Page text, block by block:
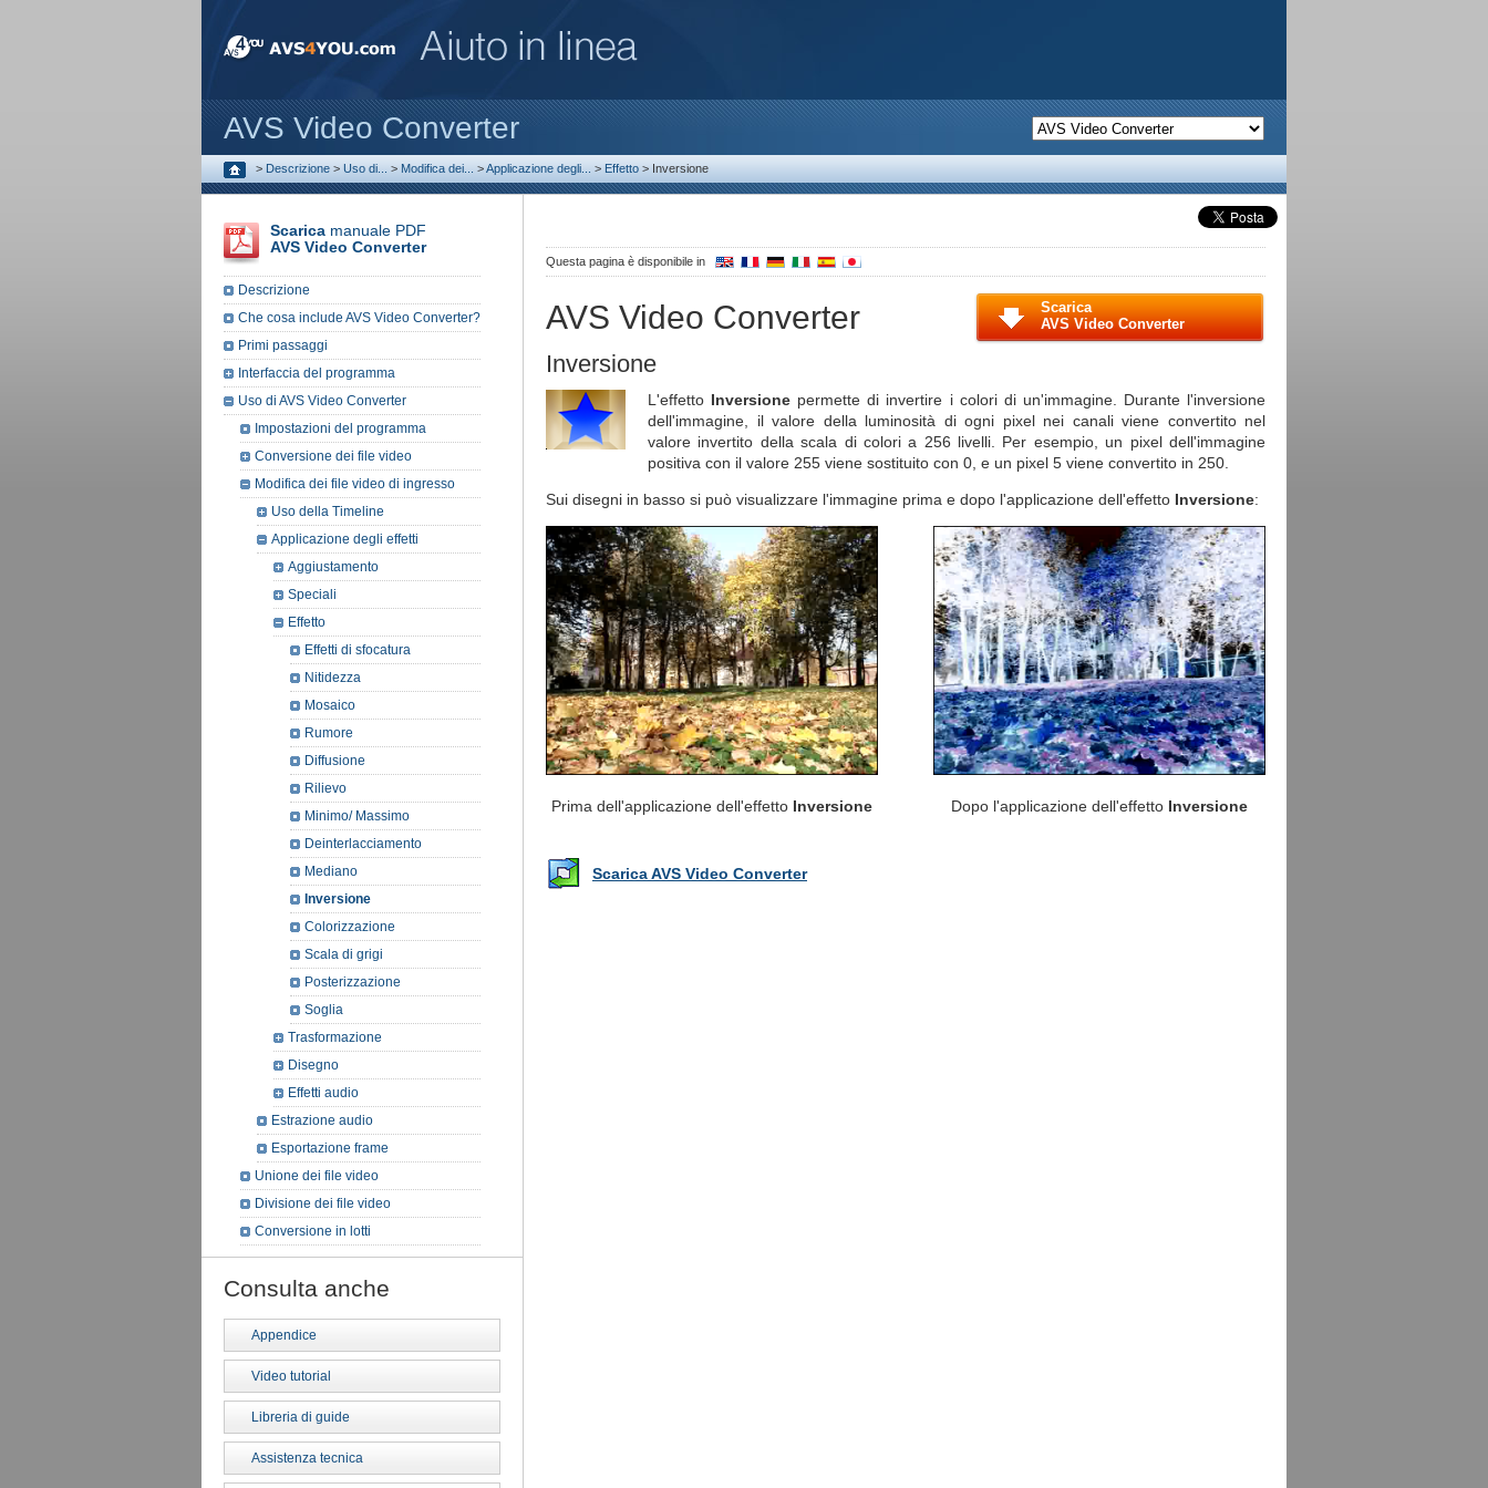
AVS Video Converter
> Descrizione > Uso di... > Modifica dei... >Applicazione degli... > Effetto > Inversione
Questa pagina è disponibile in
AVS Video Converter
Scarica
AVS Video Converter
Inversione
L'effetto Inversione permette di invertire i colori di un'immagine. Durante l'inversione
dell'immagine, il valore della luminosità di ogni pixel nei canali viene convertito nel
valore invertito della scala di colori a 256 livelli. Per esempio, un pixel dell'immagine
positiva con il valore 255 viene sostituito con 0, e un pixel 5 viene convertito in 250.
Sui disegni in basso si può visualizzare l'immagine prima e dopo l'applicazione dell'effetto Inversione:
Prima dell'applicazione dell'effetto Inversione Dopo l'applicazione dell'effetto Inversione
Scarica AVS Video Converter
Scarica manuale PDF
AVS Video Converter
Descrizione
Che cosa include AVS Video Converter?
Primi passaggi
Interfaccia del programma
Uso di AVS Video Converter
Impostazioni del programma
Conversione dei file video
Modifica dei file video di ingresso
Uso della Timeline
Applicazione degli effetti
Aggiustamento
Speciali
Effetto
Effetti di sfocatura
Nitidezza
Mosaico
Rumore
Diffusione
Rilievo
Minimo/ Massimo
Deinterlacciamento
Mediano
Inversione
Colorizzazione
Scala di grigi
Posterizzazione
Soglia
Trasformazione
Disegno
Effetti audio
Estrazione audio
Esportazione frame
Unione dei file video
Divisione dei file video
Conversione in lotti
Consulta anche
Appendice
Video tutorial
Libreria di guide
Assistenza tecnica